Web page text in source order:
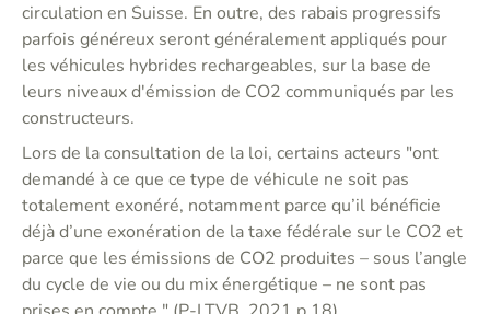
circulation en Suisse. En outre, des rabais progressifs
parfois généreux seront généralement appliqués pour
les véhicules hybrides rechargeables, sur la base de
leurs niveaux d'émission de CO2 communiqués par les
constructeurs.
Lors de la consultation de la loi, certains acteurs "ont
demandé à ce que ce type de véhicule ne soit pas
totalement exonéré, notamment parce qu’il bénéficie
déjà d’une exonération de la taxe fédérale sur le CO2 et
parce que les émissions de CO2 produites – sous l’angle
du cycle de vie ou du mix énergétique – ne sont pas